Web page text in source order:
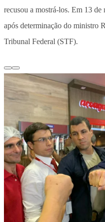
recusou a mostrá-los. Em 13
após determinação do ministro
Tribunal Federal (STF).